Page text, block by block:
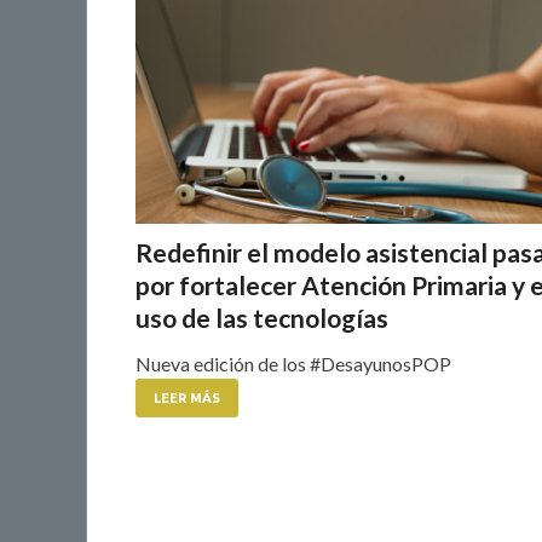
Redefinir el modelo asistencial
por fortalecer Atención Primaria y
uso de las tecnologías
Nueva edición de los #DesayunosPOP
LEER MÁS